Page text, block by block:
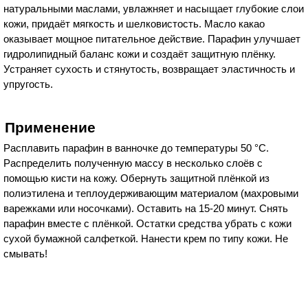
натуральными маслами, увлажняет и насыщает глубокие слои
кожи, придаёт мягкость и шелковистость. Масло какао
оказывает мощное питательное действие. Парафин улучшает
гидролипидный баланс кожи и создаёт защитную плёнку.
Устраняет сухость и стянутость, возвращает эластичность и
упругость.
Применение
Расплавить парафин в ванночке до температуры 50 °С.
Распределить полученную массу в несколько слоёв с
помощью кисти на кожу. Обернуть защитной плёнкой из
полиэтилена и теплоудерживающим материалом (махровыми
варежками или носочками). Оставить на 15-20 минут. Снять
парафин вместе с плёнкой. Остатки средства убрать с кожи
сухой бумажной салфеткой. Нанести крем по типу кожи. Не
смывать!